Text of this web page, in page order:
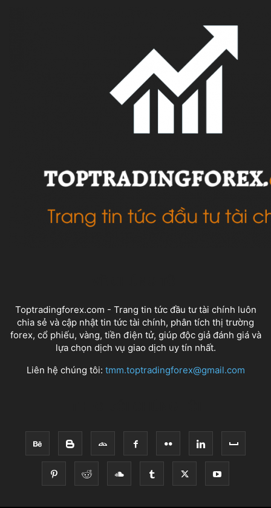
Toptradingforex.com - Trang tin tức đầu tư tài chính luôn
chia sẻ và cập nhật tin tức tài chính, phân tích thị trường
forex, cổ phiếu, vàng, tiền điện tử, giúp độc giả đánh giá và
lựa chọn dịch vụ giao dịch uy tín nhất.
Liên hệ chúng tôi: tmm.toptradingforex@gmail.com